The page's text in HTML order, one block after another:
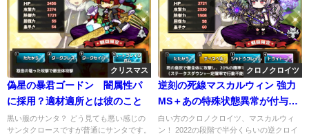
クリスマス
偽星の暴君ゴードン 闇属性パ
に採用？適材適所とは彼のこと
黒い服のサンタ？ どう見ても悪い感じの
サンタクロースですが普通にサンタです。
クロノクロイツ
逆刻の死線マスカルウィン 強力
MS＋あの特殊状態異常が付与可
能！
白い方のクロノクロイツ、マスカルウィ
ン！ 2022の段階で半分くらいの逆クロイ